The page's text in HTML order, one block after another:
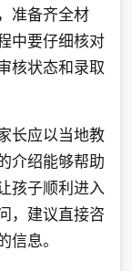
准备齐全材
中要仔细核对
核状态和录取
长应以当地教
介绍能够帮助
孩子顺利进入
，建议直接咨
息。